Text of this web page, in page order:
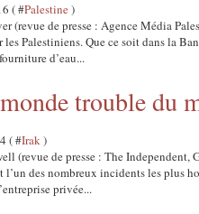
( #Palestine)
(revue de presse : Agence Média
Palestiniens. Que ce soit dans la
d’eau...
trouble du
( #Irak)
(revue de presse : The Independent,
des nombreux incidents les plus
privée...